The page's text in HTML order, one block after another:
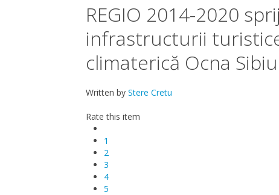
REGIO 2014-2020
infrastructurii
climaterică Ocna
Written by Stere Cretu
Rate this item
1
2
3
4
5